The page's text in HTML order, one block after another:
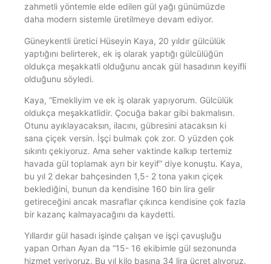
zahmetli yöntemle elde edilen gül yağı günümüzde
daha modern sistemle üretilmeye devam ediyor.
Güneykentli üretici Hüseyin Kaya, 20 yıldır gülcülük
yaptığını belirterek, ek iş olarak yaptığı gülcülüğün
oldukça meşakkatli olduğunu ancak gül hasadının keyifli
olduğunu söyledi.
Kaya, “Emekliyim ve ek iş olarak yapıyorum. Gülcülük
oldukça meşakkatlidir. Çocuğa bakar gibi bakmalısın.
Otunu ayıklayacaksın, ilacını, gübresini atacaksın ki
sana çiçek versin. İşçi bulmak çok zor. O yüzden çok
sıkıntı çekiyoruz. Ama seher vaktinde kalkıp tertemiz
havada gül toplamak ayrı bir keyif” diye konuştu. Kaya,
bu yıl 2 dekar bahçesinden 1,5- 2 tona yakın çiçek
beklediğini, bunun da kendisine 160 bin lira gelir
getireceğini ancak masraflar çıkınca kendisine çok fazla
bir kazanç kalmayacağını da kaydetti.
Yıllardır gül hasadı işinde çalışan ve işçi çavuşluğu
yapan Orhan Ayan da “15- 16 ekibimle gül sezonunda
hizmet veriyoruz. Bu yıl kilo başına 34 lira ücret alıyoruz.